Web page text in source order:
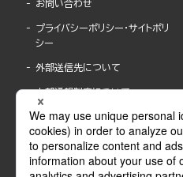
お問い合わせ
プライバシーポリシー・サイトポリ
シー
外部送信先について
内部通報制度について